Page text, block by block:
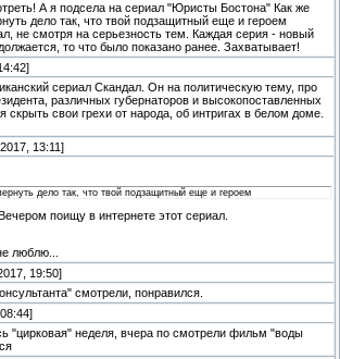
А я подсела на сериал "Юристы Бостона" Как же
дело так, что твой подзащитный еще и героем
не смотря на серьезность тем. Каждая серия - новый
то что было показано ранее. Захватывает!
сериал Скандал. Он на политическую тему, про
различных губернаторов и высокопоставленных
скрыть свои грехи от народа, об интригах в белом доме.
13:11]
дело так, что твой подзащитный еще и героем
поищу в интернете этот сериал.
люблю...
19:50]
смотрели, понравился.
"цирковая" неделя, вчера по смотрели фильм "воды